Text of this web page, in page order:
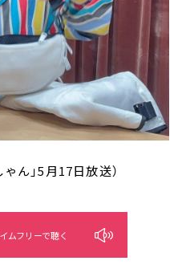
ん」5月17日放送）
ムフリーで聴く